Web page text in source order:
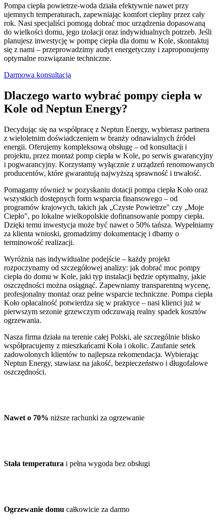
Pompa ciepła powietrze-woda działa efektywnie nawet przy
ujemnych temperaturach, zapewniając komfort cieplny przez cały
rok. Nasi specjaliści pomogą dobrać moc urządzenia dopasowaną
do wielkości domu, jego izolacji oraz indywidualnych potrzeb. Jeśli
planujesz inwestycję w pompę ciepła dla domu w Kole, skontaktuj
się z nami – przeprowadzimy audyt energetyczny i zaproponujemy
optymalne rozwiązanie techniczne.
Darmowa konsultacja
Dlaczego warto wybrać pompy ciepła w
Kole od Neptun Energy?
Decydując się na współpracę z Neptun Energy, wybierasz partnera
z wieloletnim doświadczeniem w branży odnawialnych źródeł
energii. Oferujemy kompleksową obsługę – od konsultacji i
projektu, przez montaż pomp ciepła w Kole, po serwis gwarancyjny
i pogwarancyjny. Korzystamy wyłącznie z urządzeń renomowanych
producentów, które gwarantują najwyższą sprawność i trwałość.
Pomagamy również w pozyskaniu dotacji pompa ciepła Koło oraz
wszystkich dostępnych form wsparcia finansowego – od
programów krajowych, takich jak „Czyste Powietrze" czy „Moje
Ciepło", po lokalne wielkopolskie dofinansowanie pompy ciepła.
Dzięki temu inwestycja może być nawet o 50% tańsza. Wypełniamy
za klienta wnioski, gromadzimy dokumentację i dbamy o
terminowość realizacji.
Wyróżnia nas indywidualne podejście – każdy projekt
rozpoczynamy od szczegółowej analizy: jak dobrać moc pompy
ciepła do domu w Kole, jaki typ instalacji będzie optymalny, jakie
oszczędności można osiągnąć. Zapewniamy transparentną wycenę,
profesjonalny montaż oraz pełne wsparcie techniczne. Pompa ciepła
Koło opłacalność potwierdza się w praktyce – nasi klienci już w
pierwszym sezonie grzewczym odczuwają realny spadek kosztów
ogrzewania.
Nasza firma działa na terenie całej Polski, ale szczególnie blisko
współpracujemy z mieszkańcami Koła i okolic. Zaufanie setek
zadowolonych klientów to najlepsza rekomendacja. Wybierając
Neptun Energy, stawiasz na jakość, bezpieczeństwo i długofalowe
oszczędności.
Nawet o 70% niższe rachunki za ogrzewanie
Stała temperatura i pełna wygoda bez obsługi
Ogrzewanie domu całkowicie za darmo